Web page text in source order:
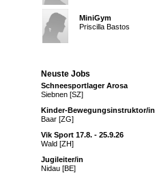
MiniGym
Priscilla Bastos
Neuste Jobs
Schneesportlager Arosa
Siebnen [SZ]
Kinder‑Bewegungsinstruktor/in
Baar [ZG]
Vik Sport 17.8. - 25.9.26
Wald [ZH]
Jugileiter/in
Nidau [BE]